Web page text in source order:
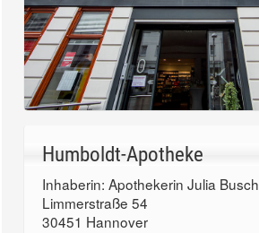
Humboldt-Apotheke
Inhaberin: Apothekerin Julia Busch
Limmerstraße 54
30451 Hannover